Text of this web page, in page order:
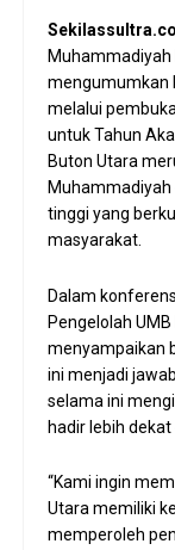
Muhammadiyah
mengumumkan
melalui
untuk Tahun
Buton Utara
tinggi yang
masyarakat.
Dalam
Pengelolah
menyampaikan
ini menjadi
selama ini
hadir lebih
“Kami ingin
Utara memiliki
memperoleh